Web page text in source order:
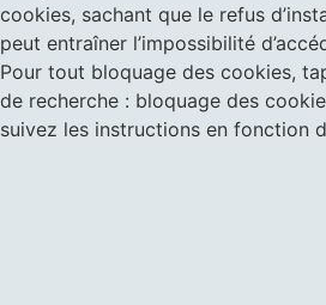
cookies, sachant que le refus
peut entraîner l’impossibilité
Pour tout bloquage des cookies,
de recherche : bloquage des
suivez les instructions en fonction